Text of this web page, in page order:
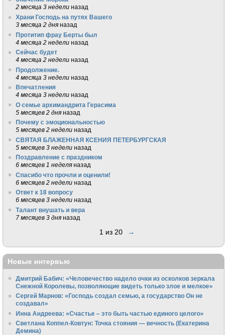
2 месяца 3 недели назад
Храни Господь на путях Вашего
3 месяца 2 дня назад
Протитип фрау Берты был
4 месяца 2 недели назад
Сейчас будет
4 месяца 2 недели назад
Продолжение.
4 месяца 3 недели назад
Впечатления
4 месяца 3 недели назад
О семье архимандрита Герасима
5 месяцев 2 дня назад
Почему с эмоциональностью
5 месяцев 2 недели назад
СВЯТАЯ БЛАЖЕННАЯ КСЕНИЯ ПЕТЕРБУРГСКАЯ
5 месяцев 3 недели назад
Поздравление с праздником
6 месяцев 1 неделя назад
Спасибо что прочли и оценили!
6 месяцев 2 недели назад
Ответ к 18 вопросу
6 месяцев 3 недели назад
Талант внушать и вера
7 месяцев 3 дня назад
1 из 20 →
Новые интервью
Дмитрий Бабич: «Человечество надело очки из осколков зеркала
Снежной Королевы, позволяющие видеть только злое и мелкое»
Сергей Марнов: «Господь создал семью, а государство Он не
создавал»
Инна Андреева: «Счастье – это быть частью единого целого»
Светлана Коппел-Ковтун: Точка стояния — вечность (Екатерина
Демина)